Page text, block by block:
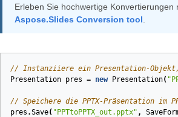
Erleben Sie hochwertige Konvertierungen
Aspose.Slides Conversion tool
// Instanziiere ein Presentation-
Presentation pres = new Presentation(
// Speichere die PPTX-Präsentation im
pres .Save( "PPTtoPPTX_out.pptx" ,